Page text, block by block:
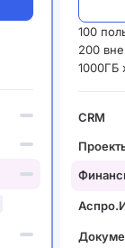
100
200
1000ГБ
CRM